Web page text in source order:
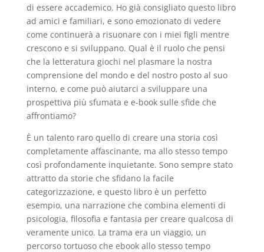
di essere accademico. Ho già consigliato questo libro
ad amici e familiari, e sono emozionato di vedere
come continuerà a risuonare con i miei figli mentre
crescono e si sviluppano. Qual è il ruolo che pensi
che la letteratura giochi nel plasmare la nostra
comprensione del mondo e del nostro posto al suo
interno, e come può aiutarci a sviluppare una
prospettiva più sfumata e e-book sulle sfide che
affrontiamo?
È un talento raro quello di creare una storia così
completamente affascinante, ma allo stesso tempo
così profondamente inquietante. Sono sempre stato
attratto da storie che sfidano la facile
categorizzazione, e questo libro è un perfetto
esempio, una narrazione che combina elementi di
psicologia, filosofia e fantasia per creare qualcosa di
veramente unico. La trama era un viaggio, un
percorso tortuoso che ebook allo stesso tempo